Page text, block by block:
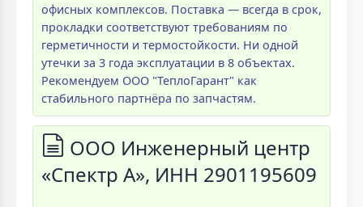
офисных комплексов. Поставка — всегда в срок,
прокладки соответствуют требованиям по
герметичности и термостойкости. Ни одной
утечки за 3 года эксплуатации в 8 объектах.
Рекомендуем ООО "ТеплоГарант" как
стабильного партнёра по запчастям.
ООО Инженерный центр
«Спектр А», ИНН 2901195609